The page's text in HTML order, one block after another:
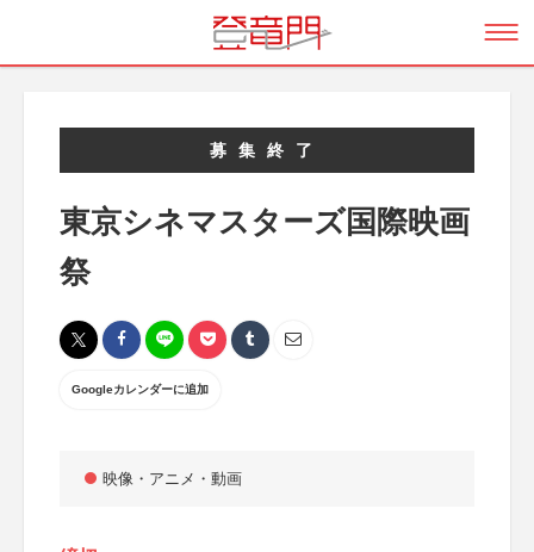
募集終了
東京シネマスターズ国際映画
祭
Googleカレンダーに追加
映像・アニメ・動画